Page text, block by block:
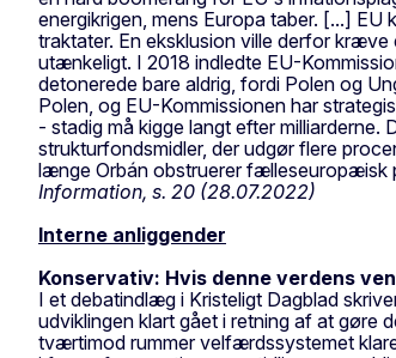
energikrigen, mens Europa taber. [...]
traktater. En eksklusion ville derfor
utænkeligt. I 2018 indledte EU-
detonerede bare aldrig, fordi Polen og
Polen, og EU-Kommissionen har
- stadig må kigge langt efter
strukturfondsmidler, der udgør flere
længe Orbán obstruerer fælleseuropæisk
Information, s. 20 (28.07.2022)
Interne anliggender
Konservativ: Hvis denne verdens
I et debatindlæg i Kristeligt Dagblad
udviklingen klart gået i retning af at
tværtimod rummer velfærdssystemet